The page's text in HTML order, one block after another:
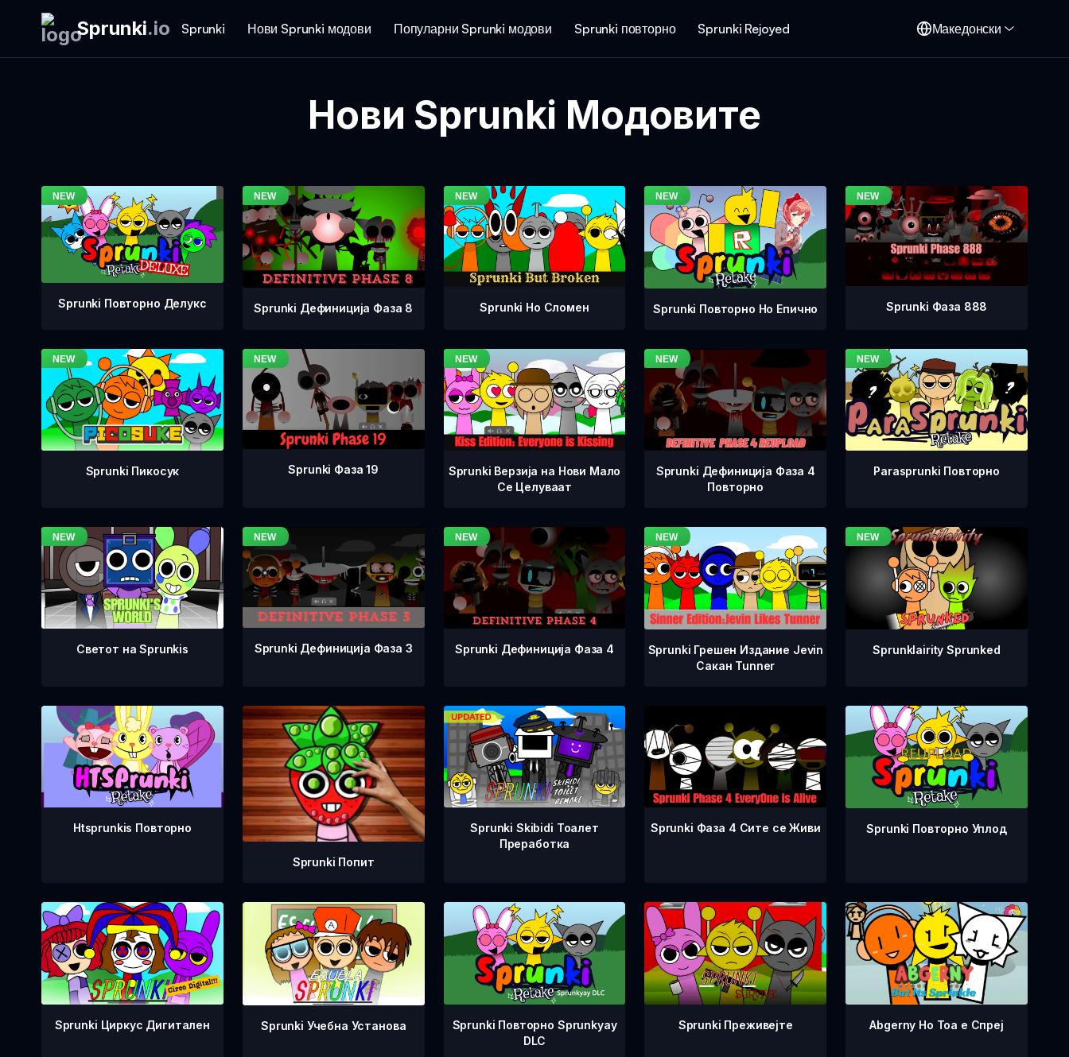
Sprunki.io Sprunki Нови Sprunki модови Популарни Sprunki модови Sprunki повторно Sprunki Rejoyed Македонски
Нови Sprunki Модовите
Sprunki Повторно Делукс Sprunki Дефиниција Фаза 8 Sprunki Но Сломен Sprunki Повторно Но Епично Sprunki Фаза 888
Sprunki Пикосук Sprunki Фаза 19
Sprunki Верзија на Нови Мало
Се Целуваат
Sprunki Дефиниција Фаза 4
Повторно
Parasprunki Повторно
Светот на Sprunkis Sprunki Дефиниција Фаза 3 Sprunki Дефиниција Фаза 4
Sprunki Грешен Издание Jevin
Сакан Tunner
Sprunklairity Sprunked
Htsprunkis Повторно
Sprunki Попит
Sprunki Skibidi Тоалет
Преработка
Sprunki Фаза 4 Сите се Живи Sprunki Повторно Уплод
Sprunki Циркус Дигитален Sprunki Учебна Установа
Sprunki Повторно Sprunkyay
DLC
Sprunki Преживејте Abgerny Но Тоа е Спреј